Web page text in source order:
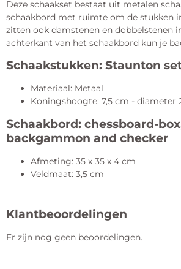
Deze schaakset bestaat uit metalen
schaakbord met ruimte om de stukken
zitten ook damstenen en dobbelstenen
achterkant van het schaakbord kun je
Schaakstukken: Staunton
Materiaal: Metaal
Koningshoogte: 7,5 cm - diameter
Schaakbord: chessboard-
backgammon and checker
Afmeting: 35 x 35 x 4 cm
Veldmaat: 3,5 cm
Klantbeoordelingen
Er zijn nog geen beoordelingen.